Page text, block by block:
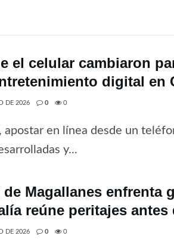
el celular cambiaron
digital en
DE 2026 0 0
apostar en línea desde un
y...
Magallanes enfrenta
reúne peritajes antes
DE 2026 0 0